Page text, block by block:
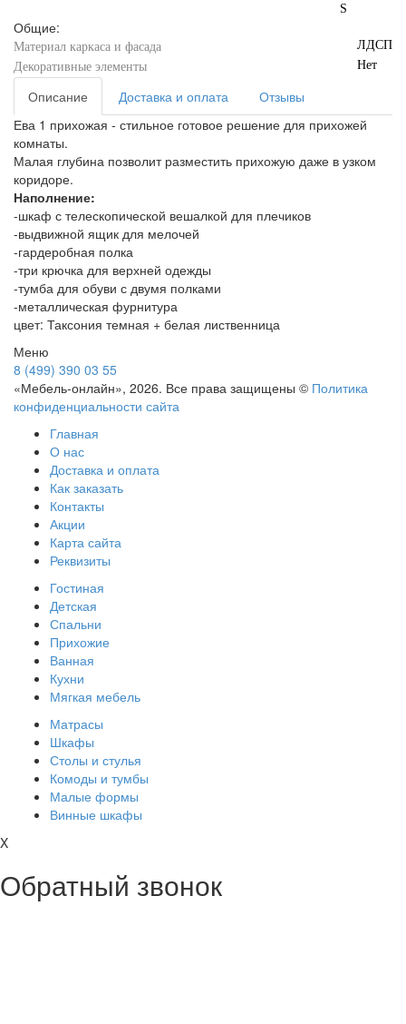
S
Общие:
Материал каркаса и фасада
ЛДСП
Декоративные элементы
Нет
Описание Доставка и оплата
Отзывы
Ева 1 прихожая - стильное готовое решение для прихожей
комнаты.
Малая глубина позволит разместить прихожую даже в узком
коридоре.
Наполнение:
-шкаф с телескопической вешалкой для плечиков
-выдвижной ящик для мелочей
-гардеробная полка
-три крючка для верхней одежды
-тумба для обуви с двумя полками
-металлическая фурнитура
цвет: Таксония темная + белая лиственница
Меню
8 (499) 390 03 55
«Мебель-онлайн», 2026. Все права защищены © Политика
конфиденциальности сайта
Главная
О нас
Доставка и оплата
Как заказать
Контакты
Акции
Карта сайта
Реквизиты
Гостиная
Детская
Спальни
Прихожие
Ванная
Кухни
Мягкая мебель
Матрасы
Шкафы
Столы и стулья
Комоды и тумбы
Малые формы
Винные шкафы
X
Обратный звонок